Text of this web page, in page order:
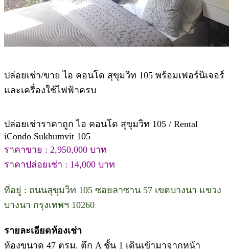
ปล่อยเช่า/ขาย ไอ คอนโด สุขุมวิท 105 พร้อมเฟอร์นิเจอร์
และเครื่องใช้ไฟฟ้าครบ
ปล่อยเช่าราคาถูก ไอ คอนโด สุขุมวิท 105 / Rental
iCondo Sukhumvit 105
ราคาขาย : 2,950,000 บาท
ราคาปล่อยเช่า : 14,000 บาท
ที่อยู่ : ถนนสุขุมวิท 105 ซอยลาซาน 57 เขตบางนา แขวง
บางนา กรุงเทพฯ 10260
รายละเอียดห้องเช่า
ห้องขนาด 47 ตรม. ตึก A ชั้น 1 เดินเข้ามาจากหน้า